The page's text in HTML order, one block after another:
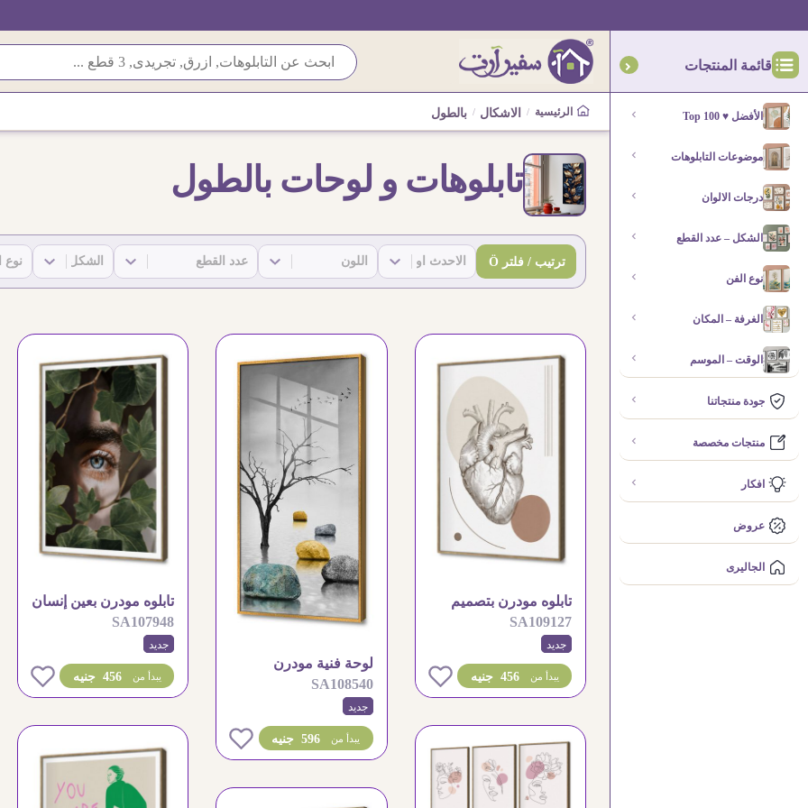
قائمة المنتجات
الأفضل ♥ Top 100
موضوعات التابلوهات
درجات الالوان
الشكل – عدد القطع
نوع الفن
الغرفة – المكان
الوقت – الموسم
جودة منتجاتنا
منتجات مخصصة
افكار
عروض
الجاليرى
الرئيسية / الاشكال / بالطول
تابلوهات و لوحات بالطول
ترتيب / فلتر Ö
SA-(Sort By)
Sort content
SA-(Colors)-2
Select content
SA-(PCs)-2
Select content
SA-(Shape)-2
Select content
2
تابلوه مودرن بتصميم
تشريحي للقلب البشري
SA109127
جديد
456 جنيه يبدأ من 0
لوحة فنية مودرن
لشجرة وصخور هادئة
SA108540
جديد
596 جنيه يبدأ من 0
تابلوه مودرن بعين إنسان
وسط أوراق الشجر
SA107948
جديد
456 جنيه يبدأ من 0